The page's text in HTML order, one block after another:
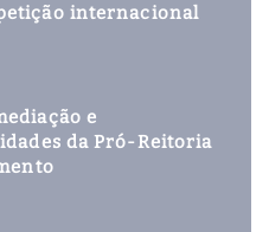
internacional
e
da Pró-Reitoria